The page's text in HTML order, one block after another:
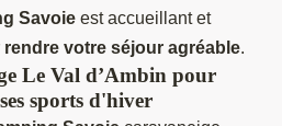
Savoie est accueillant et
rendre votre séjour agréable.
Le Val d’Ambin pour
sports d'hiver